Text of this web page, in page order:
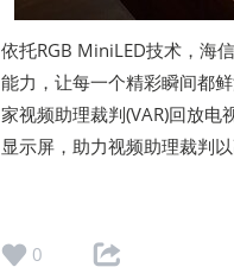
依托RGB MiniLED技术，海
能力，让每一个精彩瞬间都
家视频助理裁判(VAR)回放电
显示屏，助力视频助理裁判
0